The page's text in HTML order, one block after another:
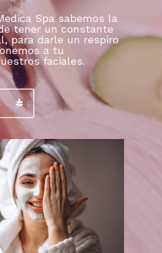
Spa sabemos la
tener un constante
para darle un respiro
a tu
faciales.